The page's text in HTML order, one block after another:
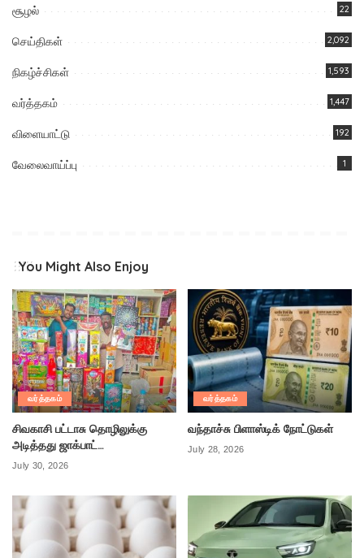
சூழல் 22
செய்திகள் 2,092
நிகழ்ச்சிகள் 1,593
வர்த்தகம் 1,447
விளையாட்டு 192
வேலைவாய்ப்பு 1
You Might Also Enjoy
வர்த்தகம்
சிவகாசி பட்டாசு தொழிலுக்கு
அடித்தது ஜாக்பாட்…
July 30, 2026
வர்த்தகம்
வந்தாச்சு பிளாஸ்டிக் நோட்டுகள்
July 28, 2026